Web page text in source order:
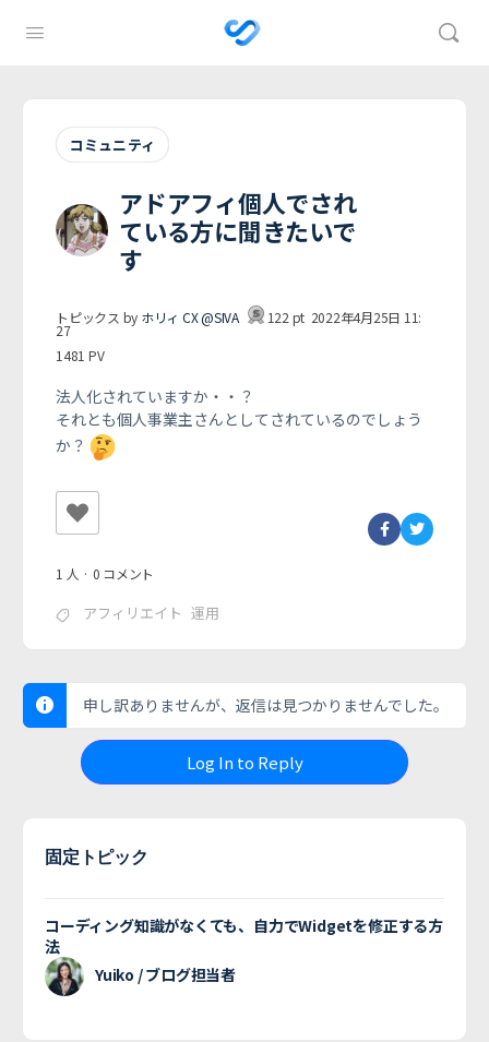
コミュニティ
アドアフィ個人でされ
ている方に聞きたいで
す
トピックス by ホリィ CX @SIVA 122pt 2022年4月25日 11:
27
1481 PV
法人化されていますか・・？
それとも個人事業主さんとしてされているのでしょう
か？
1 人 · 0 コメント
アフィリエイト 運用
申し訳ありませんが、返信は見つかりませんでした。
Log In to Reply
固定トピック
コーディング知識がなくても、自力でWidgetを修正する方
法
Yuiko / ブログ担当者